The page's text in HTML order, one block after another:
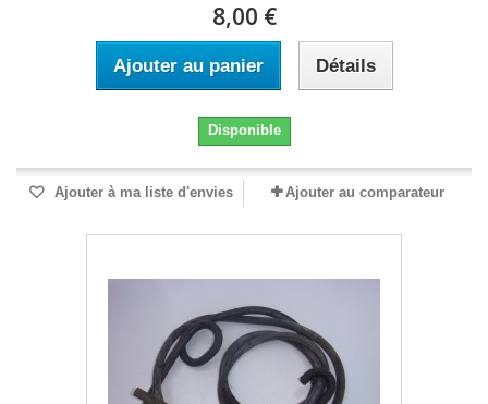
8,00 €
Ajouter au panier Détails
Disponible
Ajouter à ma liste d'envies Ajouter au comparateur